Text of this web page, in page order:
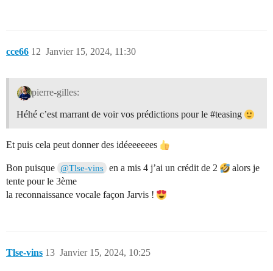
cce66 Janvier 15, 2024, 11:30
12
pierre-gilles:
Héhé c’est marrant de voir vos prédictions pour le #teasing
Et puis cela peut donner des idéeeeeees
Bon puisque @Tlse-vins en a mis 4 j’ai un crédit de 2
alors je
tente pour le 3ème
la reconnaissance vocale façon Jarvis !
Tlse-vins Janvier 15, 2024, 10:25
13